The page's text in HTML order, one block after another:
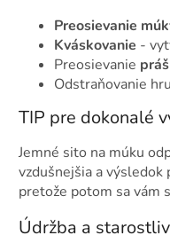
Preosievanie
Kváskovanie -
Preosievanie
Odstraňovanie
TIP pre dokonalé
Jemné sito na múku
vzdušnejšia a výsledok
pretože potom sa vám
Údržba a